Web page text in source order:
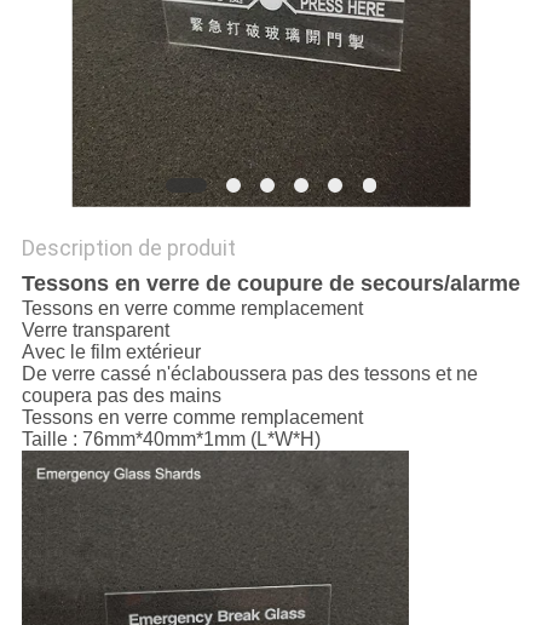
DEVIS
PLAN
POLITIQUE
EN
MATIÈRE
DE
PROTECTION
DE
LA
VIE
PRIVÉE
Description de produit
Tessons en verre de coupure de secours/alarme
Tessons en verre comme remplacement
Verre transparent
Avec le film extérieur
De verre cassé n'éclaboussera pas des tessons et ne
coupera pas des mains
Tessons en verre comme remplacement
Taille : 76mm*40mm*1mm (L*W*H)